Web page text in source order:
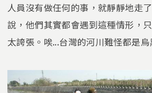
人員沒有做任何的事，就靜靜地走
說，他們其實都會遇到這種情形，
太誇張。唉...台灣的河川難怪都是烏